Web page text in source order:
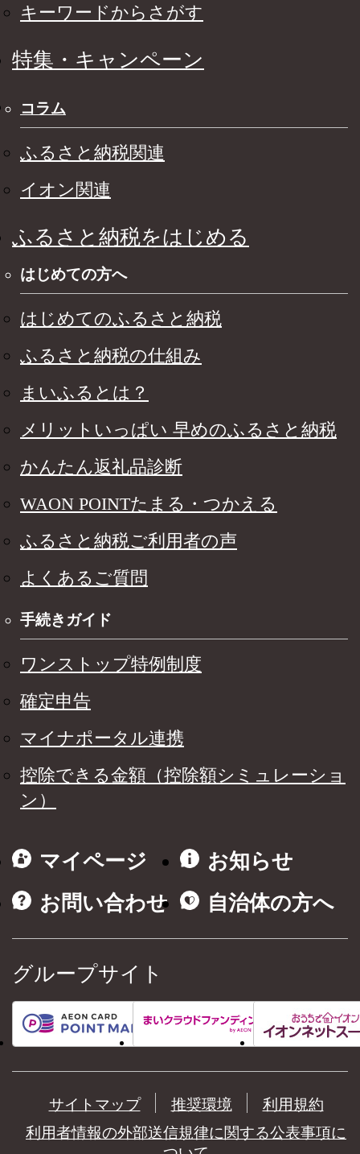
キーワードからさがす
特集・キャンペーン
コラム
ふるさと納税関連
イオン関連
ふるさと納税をはじめる
はじめての方へ
はじめてのふるさと納税
ふるさと納税の仕組み
まいふるとは？
メリットいっぱい 早めのふるさと納税
かんたん返礼品診断
WAON POINTたまる・つかえる
ふるさと納税ご利用者の声
よくあるご質問
手続きガイド
ワンストップ特例制度
確定申告
マイナポータル連携
控除できる金額（控除額シミュレーショ
ン）
マイページ
お知らせ
お問い合わせ
自治体の方へ
グループサイト
サイトマップ 推奨環境
利用規約
利用者情報の外部送信規律に関する公表事項に